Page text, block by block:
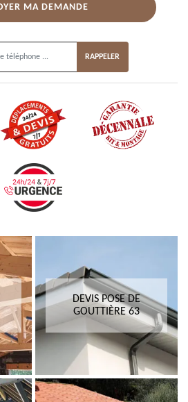
DEVIS POSE DE
GOUTTIÈRE 63